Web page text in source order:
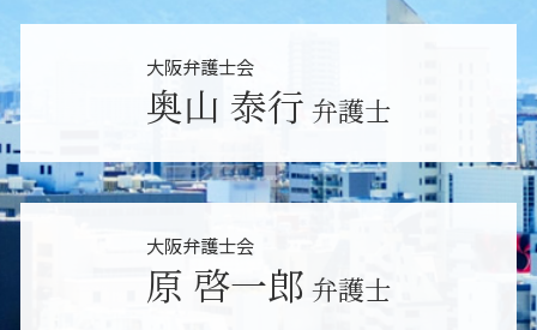
相続 分配
相続 代理人
相続 どこまで
損害賠償請求 法律
民事事件 流れ
個人破産 法人
交通事故 弁護士特約
個人再生 流れ
東大阪市 セクハラ 相談
吹田市 雇い止め
吹田市 相続放棄
堺市 パワハラ 相談
東大阪市 労働問題
吹田市 労働問題
東大阪市 不当解雇
吹田市 セクハラ 相談
堺市 不当解雇
大阪弁護士会
奥山 泰行 弁護士
大阪弁護士会
原 啓一郎 弁護士